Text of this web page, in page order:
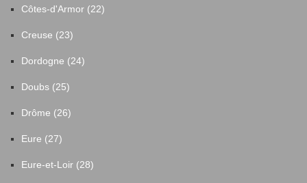
Côtes-d'Armor (22)
Creuse (23)
Dordogne (24)
Doubs (25)
Drôme (26)
Eure (27)
Eure-et-Loir (28)